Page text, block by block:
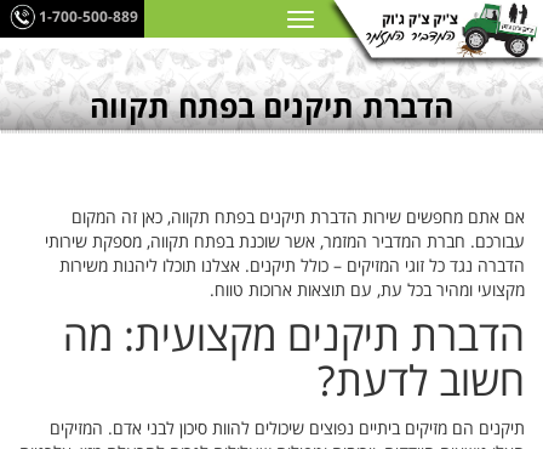
1-700-500-889
הדברת תיקנים בפתח תקווה
אם אתם מחפשים שירות הדברת תיקנים בפתח תקווה, כאן זה המקום
עבורכם. חברת המדביר המזמר, אשר שוכנת בפתח תקווה, מספקת שירותי
הדברה נגד כל זוגי המזיקים – כולל תיקנים. אצלנו תוכלו ליהנות משירות
מקצועי ומהיר בכל עת, עם תוצאות ארוכות טווח.
הדברת תיקנים מקצועית: מה
חשוב לדעת?
תיקנים הם מזיקים ביתיים נפוצים שיכולים להוות סיכון לבני אדם. המזיקים